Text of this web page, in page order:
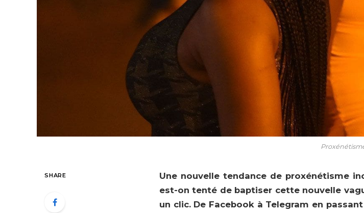
SHARE
Une nouvelle tendance de proxénétisme
est-on tenté de baptiser cette nouvelle
un clic. De Facebook à Telegram en